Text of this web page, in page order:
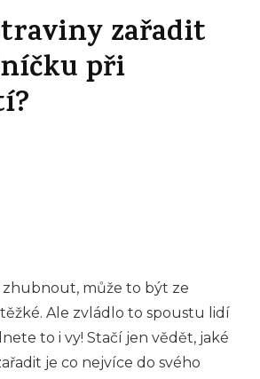
zařadit
při
zhubnout, může to být ze
Ale zvládlo to spoustu lidí
to i vy! Stačí jen vědět, jaké
je co nejvíce do svého